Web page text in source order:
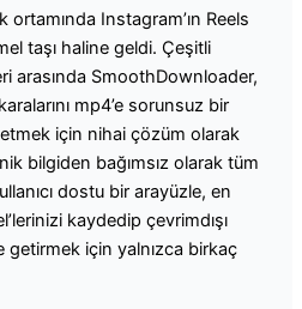
Instagram’ın Reels
taşı haline geldi. Çeşitli
arasında SmoothDownloader,
mp4’e sorunsuz bir
için nihai çözüm olarak
bilgiden bağımsız olarak tüm
dostu bir arayüzle, en
kaydedip çevrimdışı
getirmek için yalnızca birkaç